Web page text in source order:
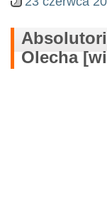
Olecha